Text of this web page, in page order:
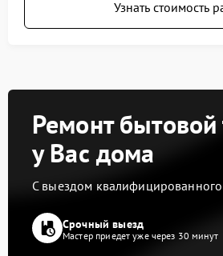
Узнать стоимость
Ремонт бытовой
у Вас дома
С выездом квалифицированного
Срочный выезд
Мастер приедет уже через 30 минут